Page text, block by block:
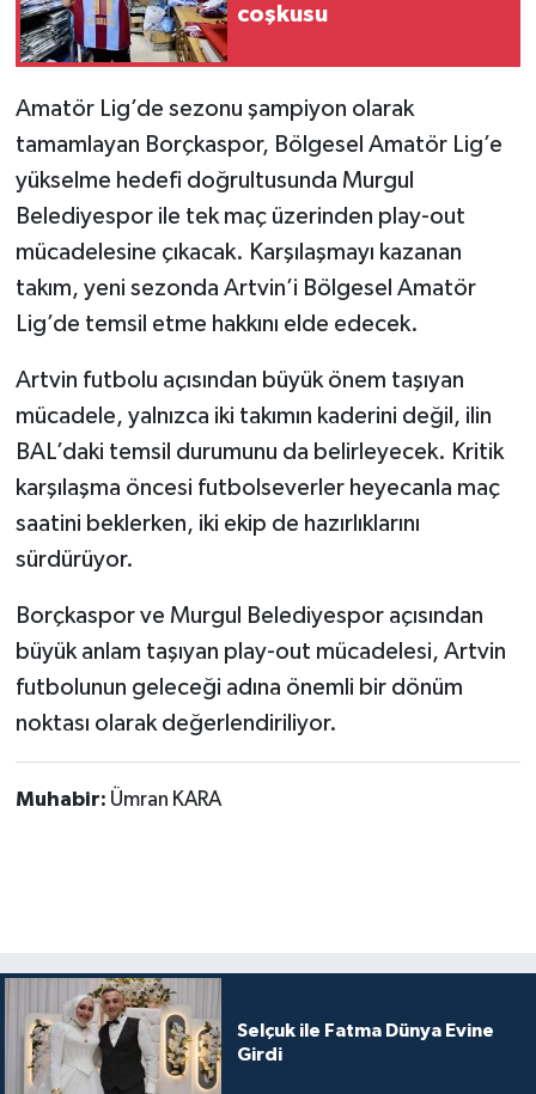
coşkusu
Amatör Lig’de sezonu şampiyon olarak
tamamlayan Borçkaspor, Bölgesel Amatör Lig’e
yükselme hedefi doğrultusunda Murgul
Belediyespor ile tek maç üzerinden play-out
mücadelesine çıkacak. Karşılaşmayı kazanan
takım, yeni sezonda Artvin’i Bölgesel Amatör
Lig’de temsil etme hakkını elde edecek.
Artvin futbolu açısından büyük önem taşıyan
mücadele, yalnızca iki takımın kaderini değil, ilin
BAL’daki temsil durumunu da belirleyecek. Kritik
karşılaşma öncesi futbolseverler heyecanla maç
saatini beklerken, iki ekip de hazırlıklarını
sürdürüyor.
Borçkaspor ve Murgul Belediyespor açısından
büyük anlam taşıyan play-out mücadelesi, Artvin
futbolunun geleceği adına önemli bir dönüm
noktası olarak değerlendiriliyor.
Muhabir: Ümran KARA
Selçuk ile Fatma Dünya Evine
Girdi